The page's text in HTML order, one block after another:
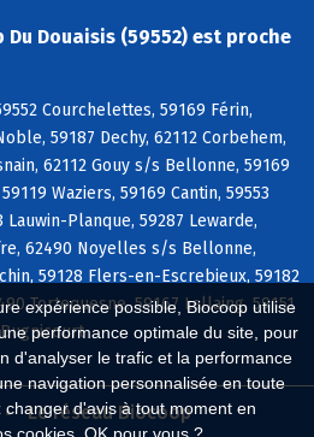
expérience possible, Biocoop utilise
performance optimale du site, pour
d'analyser le trafic et la performance
navigation personnalisée en toute
changer d'avis à tout moment en
Douaisis (59552) est proche
Courchelettes, 59169 Férin,
59187 Dechy, 62112 Corbehem,
62112 Gouy s/s Bellonne, 59169
Waziers, 59169 Cantin, 59553
Lauwin-Planque, 59287 Lewarde,
62490 Noyelles s/s Bellonne,
59128 Flers-en-Escrebieux, 59182
Tortequesne, 59167 Lallaing, 59151
Le réseau Biocoop